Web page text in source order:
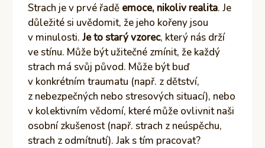
Strach je v prvé řadě emoce, nikoliv realita. Je
důležité si uvědomit, že jeho kořeny jsou
v minulosti.Je to starý vzorec, který nás drží
ve stínu. Může být užitečné zmínit, že každý
strach má svůj původ. Může být buď
v konkrétním traumatu (např. z dětství,
z nebezpečných nebo stresových situací), nebo
v kolektivním vědomí, které může ovlivnit naši
osobní zkušenost (např. strach z neúspěchu,
strach z odmítnutí). Jak s tím pracovat?